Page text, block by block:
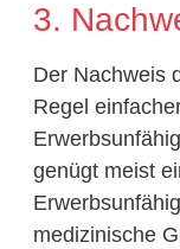
3.
Der Nachweis
Regel
genügt meist
medizinische